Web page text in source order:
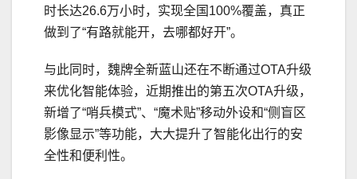
时长达26.6万小时，实现全国100%覆盖，真正
做到了“有路就能开，去哪都好开”。
与此同时，魏牌全新蓝山还在不断通过OTA升级
来优化智能体验，近期推出的第五次OTA升级，
新增了“哨兵模式”、“魔术贴”移动外设和“侧盲区
影像显示”等功能，大大提升了智能化出行的安
全性和便利性。